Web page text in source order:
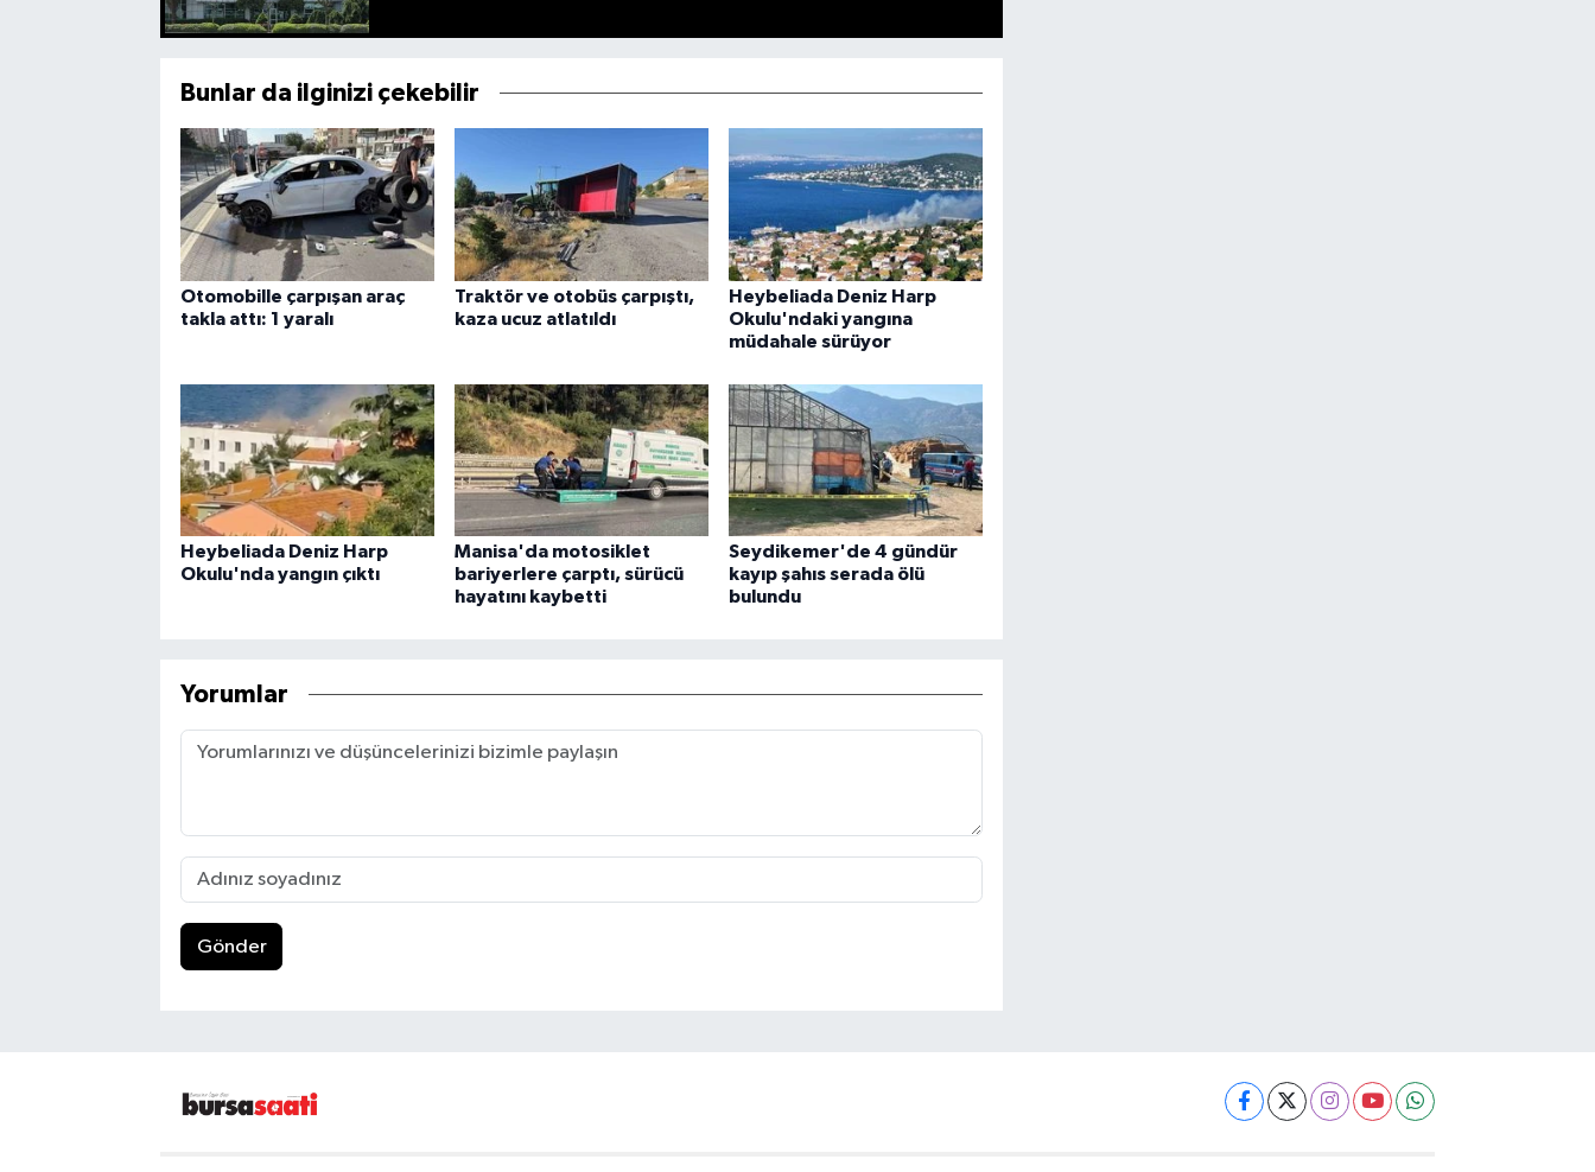
Bunlar da ilginizi çekebilir
Otomobille çarpışan araç
takla attı: 1 yaralı
Traktör ve otobüs çarpıştı,
kaza ucuz atlatıldı
Heybeliada Deniz Harp
Okulu'ndaki yangına
müdahale sürüyor
Heybeliada Deniz Harp
Okulu'nda yangın çıktı
Manisa'da motosiklet
bariyerlere çarptı, sürücü
hayatını kaybetti
Seydikemer'de 4 gündür
kayıp şahıs serada ölü
bulundu
Yorumlar
Gönder